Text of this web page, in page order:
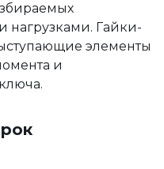
Гайки-
элементы
и